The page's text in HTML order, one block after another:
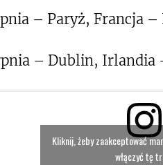
– Paryż, Francja
– Dublin, Irlandia
Kliknij, żeby zaakceptować
włączyć tę